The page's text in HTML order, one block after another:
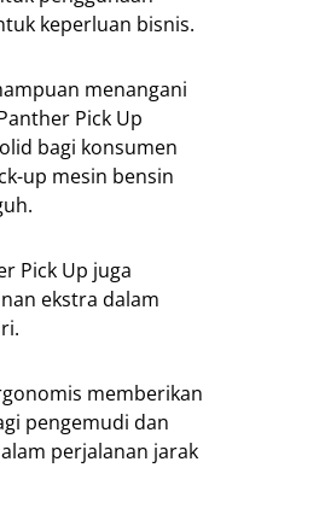
keperluan bisnis.
menangani
Pick Up
bagi konsumen
up mesin bensin
Pick Up juga
ekstra dalam
memberikan
pengemudi dan
perjalanan jarak